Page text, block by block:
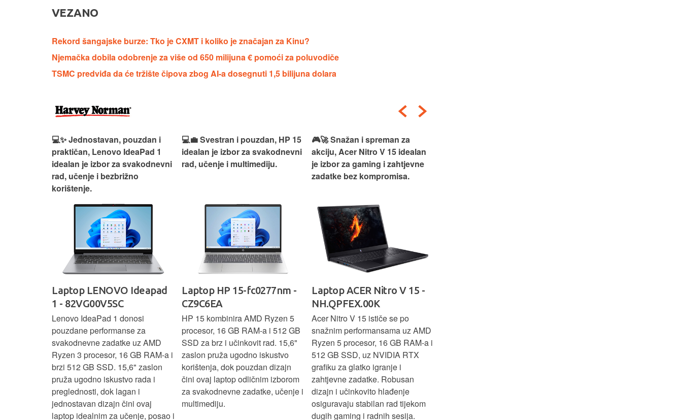
VEZANO
Rekord šangajske burze: Tko je CXMT i koliko je značajan za Kinu?
Njemačka dobila odobrenje za više od 650 milijuna € pomoći za poluvodiče
TSMC predviđa da će tržište čipova zbog AI-a dosegnuti 1,5 bilijuna dolara
💻✨ Jednostavan, pouzdan i
praktičan, Lenovo IdeaPad 1
idealan je izbor za svakodnevni
rad, učenje i bezbrižno
korištenje.
Laptop LENOVO Ideapad
1 - 82VG00V5SC
Lenovo IdeaPad 1 donosi
pouzdane performanse za
svakodnevne zadatke uz AMD
Ryzen 3 procesor, 16 GB RAM-a i
brzi 512 GB SSD. 15,6" zaslon
pruža ugodno iskustvo rada i
preglednosti, dok lagan i
jednostavan dizajn čini ovaj
laptop idealnim za učenje, posao i
💻💼 Svestran i pouzdan, HP 15
idealan je izbor za svakodnevni
rad, učenje i multimediju.
Laptop HP 15-fc0277nm -
CZ9C6EA
HP 15 kombinira AMD Ryzen 5
procesor, 16 GB RAM-a i 512 GB
SSD za brz i učinkovit rad. 15,6"
zaslon pruža ugodno iskustvo
korištenja, dok pouzdan dizajn
čini ovaj laptop odličnim izborom
za svakodnevne zadatke, učenje i
multimediju.
🎮🚀 Snažan i spreman za
akciju, Acer Nitro V 15 idealan
je izbor za gaming i zahtjevne
zadatke bez kompromisa.
Laptop ACER Nitro V 15 -
NH.QPFEX.00K
Acer Nitro V 15 ističe se po
snažnim performansama uz AMD
Ryzen 5 procesor, 16 GB RAM-a i
512 GB SSD, uz NVIDIA RTX
grafiku za glatko igranje i
zahtjevne zadatke. Robusan
dizajn i učinkovito hlađenje
osiguravaju stabilan rad tijekom
dugih gaming i radnih sesija.